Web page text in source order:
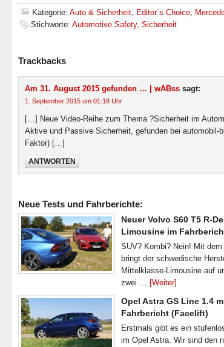
Kategorie: Auto & Sicherheit, Editor´s Choice,
Stichworte: Automotive Safety, Sicherheit
Trackbacks
Am 31. August 2015 gefunden … | wABss sagt:
1. September 2015 um 01:18 Uhr
[…] Neue Video-Reihe zum Thema ?Sicherheit im
Aktive und Passive Sicherheit, gefunden bei automobil-
Faktor) […]
ANTWORTEN
Neue Tests und Fahrberichte:
Neuer Volvo S60 T5 R-
Limousine im
SUV? Kombi? Nein! Mit
bringt der schwedische
Mittelklasse-Limousine auf
zwei … [Weiter]
Opel Astra GS Line 1.4
Fahrbericht (Facelift)
Erstmals gibt es ein
im Opel Astra. Wir sind den